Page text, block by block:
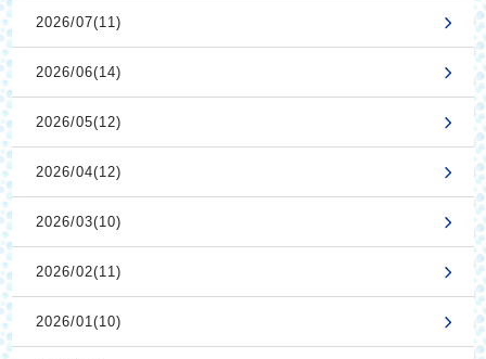
2026/07(11)
2026/06(14)
2026/05(12)
2026/04(12)
2026/03(10)
2026/02(11)
2026/01(10)